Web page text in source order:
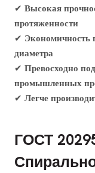
✔ Высокая
протяженности
✔ Экономичность
диаметра
✔ Превосходно
промышленных
✔ Легче
ГОСТ